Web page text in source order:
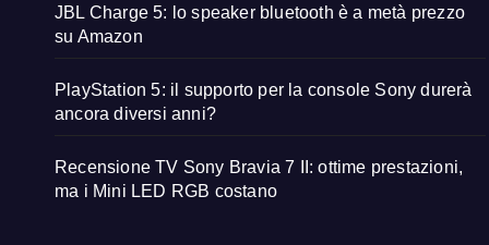
JBL Charge 5: lo speaker bluetooth è a metà prezzo
su Amazon
PlayStation 5: il supporto per la console Sony durerà
ancora diversi anni?
Recensione TV Sony Bravia 7 II: ottime prestazioni,
ma i Mini LED RGB costano